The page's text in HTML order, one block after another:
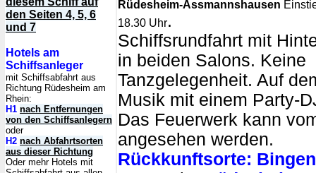
den Seiten 4, 5, 6
und 7
Hotels am
Schiffsanleger
mit Schiffsabfahrt aus
Richtung Rüdesheim am
Rhein:
H1 nach Entfernungen
von den Schiffsanlegern
oder
H2 nach Abfahrtsorten
aus dieser Richtung
Oder mehr Hotels mit
Rüdesheim-Assmannshausen
18.30 Uhr.
Schiffsrundfahrt mit
in beiden Salons. Keine
Tanzgelegenheit. Auf
Musik mit einem Party-
Das Feuerwerk kann
angesehen werden.
Rückkunftsorte: